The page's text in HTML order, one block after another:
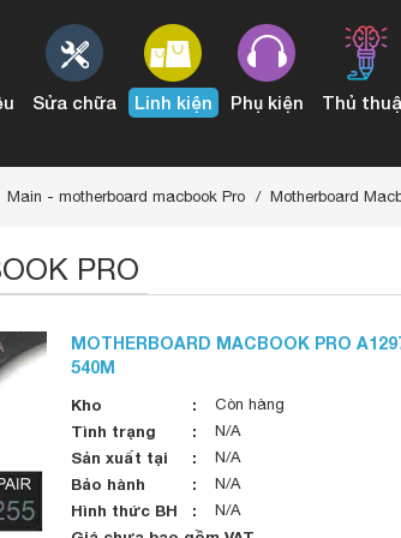
Sửa chữa Linh kiện Phụ kiện Thủ
Main - motherboard macbook Pro Motherboard
PRO
MOTHERBOARD MACBOOK PRO
540M
Kho Còn hàng
Tình trạng N/A
Sản xuất tại N/A
Bảo hành N/A
Hình thức BH N/A